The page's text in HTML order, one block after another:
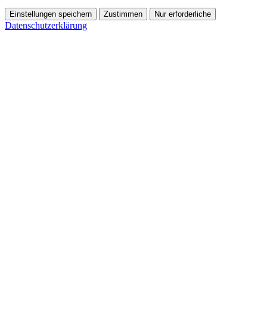
Einstellungen speichern Zustimmen Nur erforderliche
Datenschutzerklärung